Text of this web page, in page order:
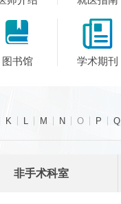

图书馆

学术期刊
K L M N O P Q
非手术科室